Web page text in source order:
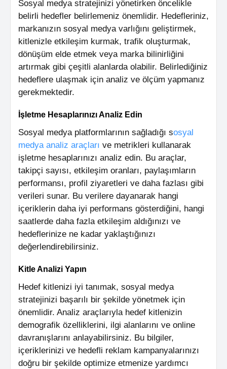
Sosyal medya stratejinizi yönetirken öncelikle
belirli hedefler belirlemeniz önemlidir. Hedefleriniz,
markanızın sosyal medya varlığını geliştirmek,
kitlenizle etkileşim kurmak, trafik oluşturmak,
dönüşüm elde etmek veya marka bilinirliğini
artırmak gibi çeşitli alanlarda olabilir. Belirlediğiniz
hedeflere ulaşmak için analiz ve ölçüm yapmanız
gerekmektedir.
İşletme Hesaplarınızı Analiz Edin
Sosyal medya platformlarının sağladığı sosyal
medya analiz araçları ve metrikleri kullanarak
işletme hesaplarınızı analiz edin. Bu araçlar,
takipçi sayısı, etkileşim oranları, paylaşımların
performansı, profil ziyaretleri ve daha fazlası gibi
verileri sunar. Bu verilere dayanarak hangi
içeriklerin daha iyi performans gösterdiğini, hangi
saatlerde daha fazla etkileşim aldığınızı ve
hedeflerinize ne kadar yaklaştığınızı
değerlendirebilirsiniz.
Kitle Analizi Yapın
Hedef kitlenizi iyi tanımak, sosyal medya
stratejinizi başarılı bir şekilde yönetmek için
önemlidir. Analiz araçlarıyla hedef kitlenizin
demografik özelliklerini, ilgi alanlarını ve online
davranışlarını anlayabilirsiniz. Bu bilgiler,
içeriklerinizi ve hedefli reklam kampanyalarınızı
doğru bir şekilde optimize etmenize yardımcı